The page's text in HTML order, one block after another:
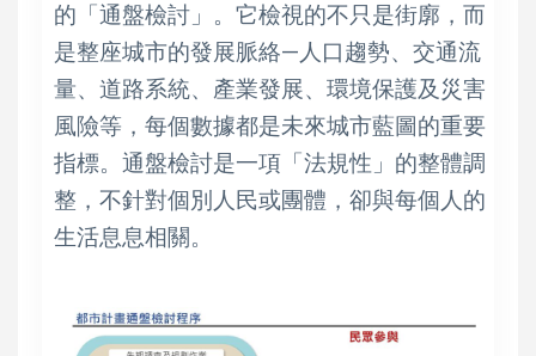
的「通盤檢討」。它檢視的不只是街廓，而
是整座城市的發展脈絡—人口趨勢、交通流
量、道路系統、產業發展、環境保護及災害
風險等，每個數據都是未來城市藍圖的重要
指標。通盤檢討是一項「法規性」的整體調
整，不針對個別人民或團體，卻與每個人的
生活息息相關。